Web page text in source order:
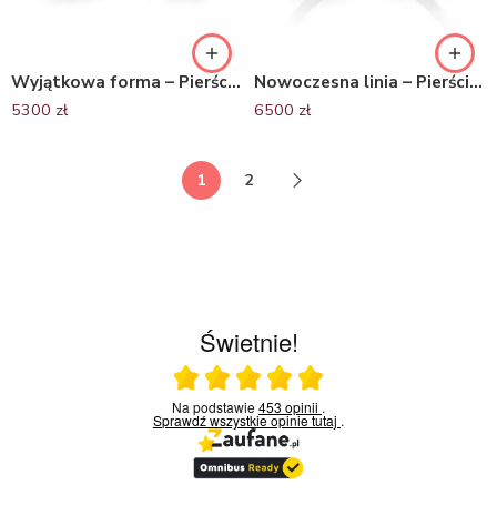
Wyjątkowa forma – Pierścionek zaręczynowy z czarnego złota ze szmaragdem
5300 zł
Nowoczesna linia – Pierścionek zaręczynowy z czarnego złota, szmaragd
6500 zł
1 2
Świetnie!
Ocena średnia 5 na 5
Na podstawie453 opinii .
Sprawdź wszystkie opinietutaj .